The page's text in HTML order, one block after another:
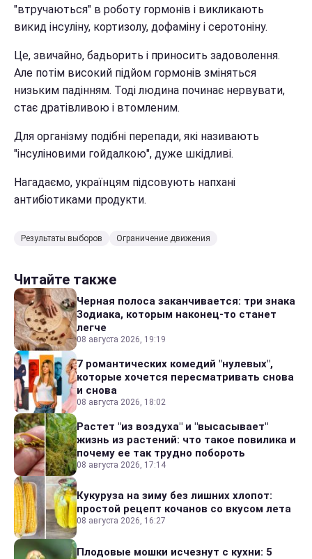
"втручаються" в роботу гормонів і викликають
викид інсуліну, кортизолу, дофаміну і серотоніну.
Це, звичайно, бадьорить і приносить задоволення.
Але потім високий підйом гормонів зміняться
низьким падінням. Тоді людина починає нервувати,
стає дратівливою і втомленим.
Для організму подібні перепади, які називають
"інсуліновими гойдалкою", дуже шкідливі.
Нагадаємо, українцям підсовують напхані
антибіотиками продукти.
Результаты выборов Ограничение движения
Читайте также
Черная полоса заканчивается: три знака
Зодиака, которым наконец-то станет
легче
08 августа 2026, 19:19
7 романтических комедий "нулевых",
которые хочется пересматривать снова
и снова
08 августа 2026, 18:02
Растет "из воздуха" и "высасывает"
жизнь из растений: что такое повилика и
почему ее так трудно побороть
08 августа 2026, 17:14
Кукуруза на зиму без лишних хлопот:
простой рецепт кочанов со вкусом лета
08 августа 2026, 16:27
Плодовые мошки исчезнут с кухни: 5